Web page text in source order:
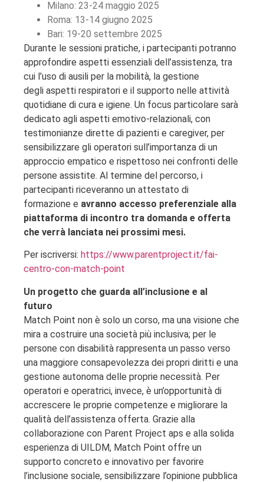
Milano: 23-24 maggio 2025
Roma: 13-14 giugno 2025
Bari: 19-20 settembre 2025
Durante le sessioni pratiche, i partecipanti potranno
approfondire aspetti essenziali dell’assistenza, tra
cui l’uso di ausili per la mobilità, la gestione
degli aspetti respiratori e il supporto nelle attività
quotidiane di cura e igiene. Un focus particolare sarà
dedicato agli aspetti emotivo-relazionali, con
testimonianze dirette di pazienti e caregiver, per
sensibilizzare gli operatori sull’importanza di un
approccio empatico e rispettoso nei confronti delle
persone assistite. Al termine del percorso, i
partecipanti riceveranno un attestato di
formazione e avranno accesso preferenziale alla
piattaforma di incontro tra domanda e offerta
che verrà lanciata nei prossimi mesi.
Per iscriversi: https://www.parentproject.it/fai-
centro-con-match-point
Un progetto che guarda all’inclusione e al
futuro
Match Point non è solo un corso, ma una visione che
mira a costruire una società più inclusiva; per le
persone con disabilità rappresenta un passo verso
una maggiore consapevolezza dei propri diritti e una
gestione autonoma delle proprie necessità. Per
operatori e operatrici, invece, è un’opportunità di
accrescere le proprie competenze e migliorare la
qualità dell’assistenza offerta. Grazie alla
collaborazione con Parent Project aps e alla solida
esperienza di UILDM, Match Point offre un
supporto concreto e innovativo per favorire
l’inclusione sociale, sensibilizzare l’opinione pubblica